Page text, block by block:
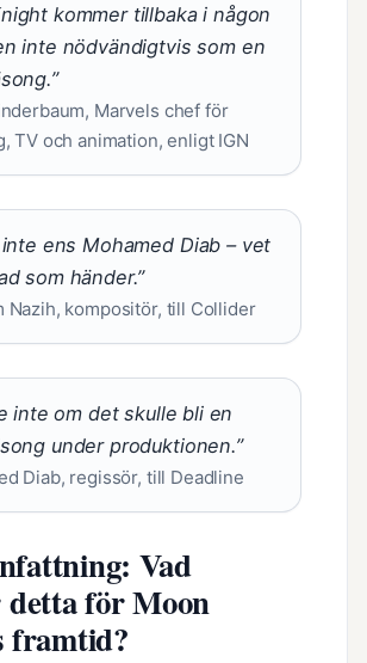
kommer tillbaka i någon
inte nödvändigtvis som en
Marvels chef för
TV och animation, enligt IGN
inte ens Mohamed Diab – vet
som händer.”
Nazih, kompositör, till Collider
inte om det skulle bli en
under produktionen.”
Diab, regissör, till Deadline
Vad
för Moon
framtid?